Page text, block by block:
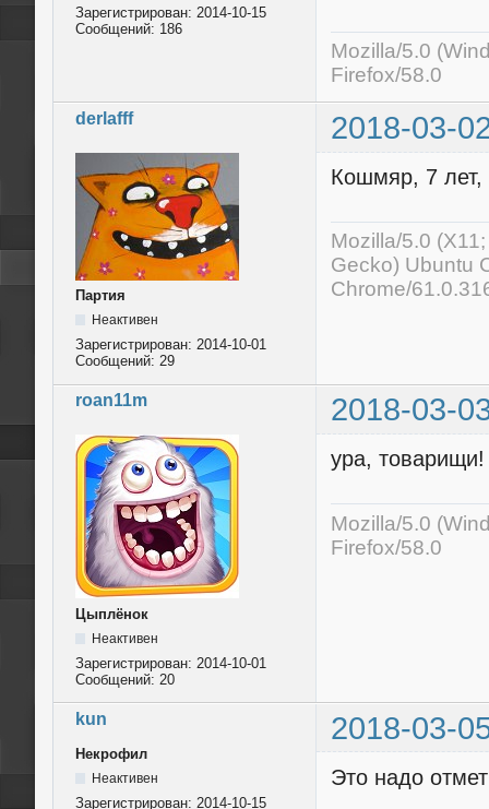
Зарегистрирован: 2014-10-15
Сообщений: 186
Mozilla/5.0
Firefox/58.0
derlafff 2018-03-
Партия
Неактивен
Зарегистрирован: 2014-10-01
Сообщений: 29
Кошмяр, 7 лет,
Mozilla/5.0
Gecko) Ubuntu
Chrome/
roan11m 2018-03-
Цыплёнок
Неактивен
Зарегистрирован: 2014-10-01
Сообщений: 20
ура, товарищи!
Mozilla/5.0
Firefox/58.0
kun 2018-03-
Некрофил
Неактивен
Зарегистрирован: 2014-10-15
Это надо